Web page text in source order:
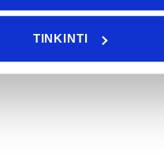
TINKINTI
Ruda, Ametisto spalvos,
Raudona, Mėlyna